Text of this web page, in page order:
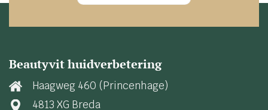
Beautyvit huidverbetering
Haagweg 460 (Princenhage)
4813 XG Breda